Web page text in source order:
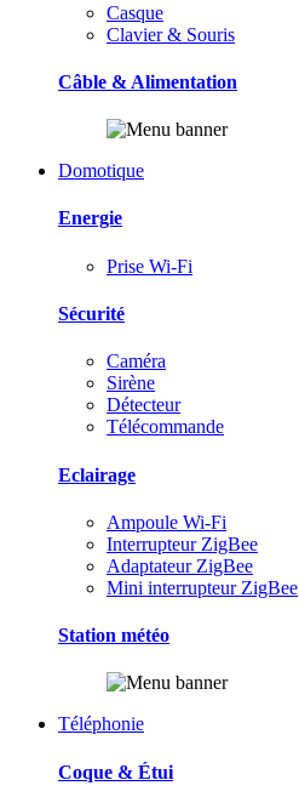
Casque
Clavier & Souris
Câble & Alimentation
Domotique
Energie
Prise Wi-Fi
Sécurité
Caméra
Sirène
Détecteur
Télécommande
Eclairage
Ampoule Wi-Fi
Interrupteur ZigBee
Adaptateur ZigBee
Mini interrupteur ZigBee
Station météo
Téléphonie
Coque & Étui